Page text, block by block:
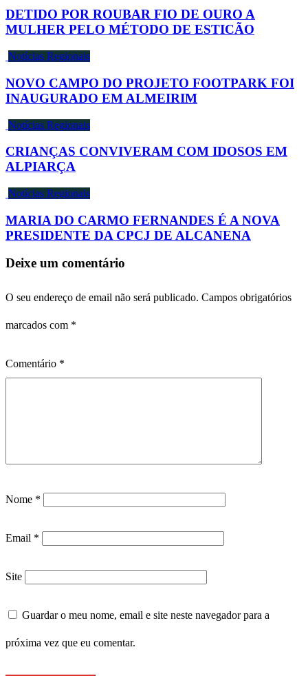
DETIDO POR ROUBAR FIO DE OURO A
MULHER PELO MÉTODO DE ESTICÃO
Notícias Regionais
NOVO CAMPO DO PROJETO FOOTPARK FOI
INAUGURADO EM ALMEIRIM
Notícias Regionais
CRIANÇAS CONVIVERAM COM IDOSOS EM
ALPIARÇA
Notícias Regionais
MARIA DO CARMO FERNANDES É A NOVA
PRESIDENTE DA CPCJ DE ALCANENA
Deixe um comentário
O seu endereço de email não será publicado. Campos obrigatórios
marcados com *
Comentário *
Nome *
Email *
Site
Guardar o meu nome, email e site neste navegador para a
próxima vez que eu comentar.